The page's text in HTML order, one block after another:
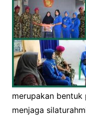
merupakan bentuk
menjaga